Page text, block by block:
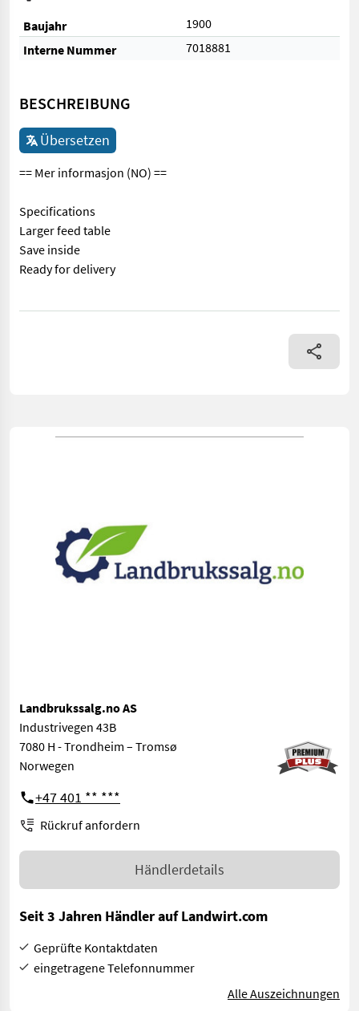
Baujahr
1900
Interne Nummer
7018881
BESCHREIBUNG
Übersetzen
== Mer informasjon (NO) ==
Specifications
Larger feed table
Save inside
Ready for delivery
== Mer informasjon (NO) == Specifications Larger feed table
Landbrukssalg.no AS
Industrivegen 43B
7080 H - Trondheim – Tromsø
Norwegen
+47 401 ** ***
Rückruf anfordern
Händlerdetails
Seit 3 Jahren Händler auf Landwirt.com
Geprüfte Kontaktdaten
eingetragene Telefonnummer
Alle Auszeichnungen